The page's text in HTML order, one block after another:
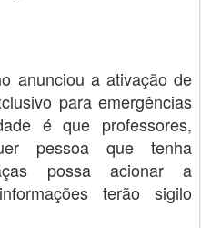
anunciou a ativação de
para emergências
é que professores,
pessoa que tenha
possa acionar a
terão sigilo